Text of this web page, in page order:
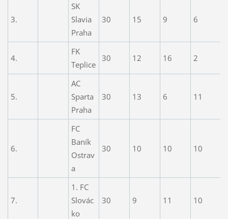
3.
SK
Slavia
Praha
30 15 9 6
4.
FK
Teplice
30 12 16 2
5.
AC
Sparta
Praha
30 13 6 11
6.
FC
Baník
Ostrav
a
30 10 10 10
7.
1. FC
Slovác
ko
30 9 11 10